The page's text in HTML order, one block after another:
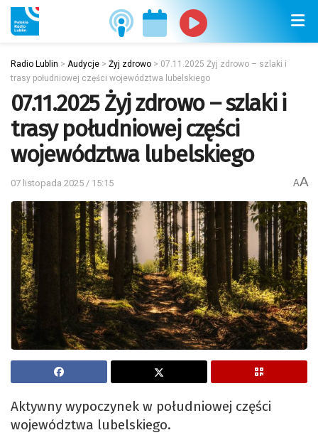
Radio Lublin > Audycje > Żyj zdrowo > 07.11.2025 Żyj zdrowo – szlaki i
trasy południowej części województwa lubelskiego
07.11.2025 Żyj zdrowo – szlaki i
trasy południowej części
województwa lubelskiego
07 listopada 2025 / 15:15 AA
Aktywny wypoczynek w południowej części
województwa lubelskiego.